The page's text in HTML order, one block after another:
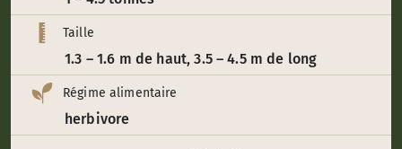
Taille
1.3 – 1.6 m de haut, 3.5 – 4.5 m de long
Régime alimentaire
herbivore